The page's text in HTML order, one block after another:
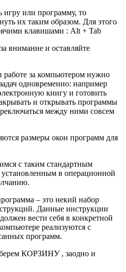
игру или программу, то
их таким образом. Для этого
клавишами : Alt + Tab
внимание и оставляйте
работе за компьютером нужно
одновременно: например
книгу и готовить
и открывать программы
между ними совсем
размеры окон программ для
с таким стандартным
в операционной
– это некий набор
Данные инструкции
вести себя в конкретной
реализуются с
программ.
КОРЗИНУ , заодно и